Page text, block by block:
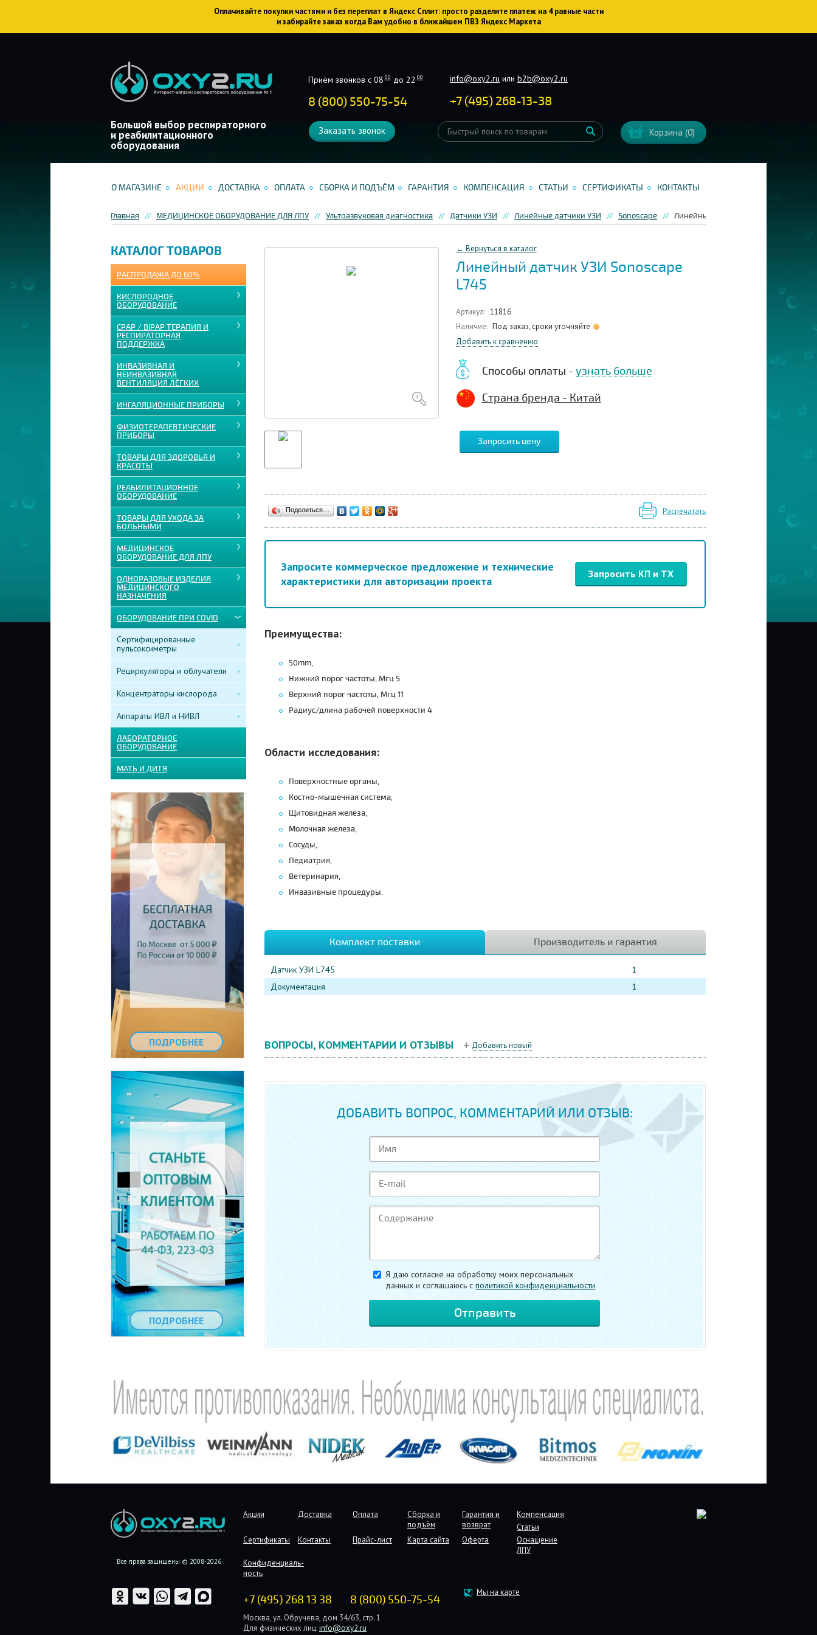
Оплачивайте покупки частями и без переплат в Яндекс Сплит: просто разделите платеж на 4 равные части
и забирайте заказ когда Вам удобно в ближайшем ПВЗ Яндекс Маркета
Большой выбор респираторного
и реабилитационного
оборудования
Приём звонков с 08 00до 22 00
8 (800) 550-75-54
info@oxy2.ru илиb2b@oxy2.ru
+7 (495) 268-13-38
Заказать звонок Корзина(0)
О МАГАЗИНЕ АКЦИИ ДОСТАВКА ОПЛАТА СБОРКА И ПОДЪЁМ ГАРАНТИЯ КОМПЕНСАЦИЯ СТАТЬИ СЕРТИФИКАТЫ КОНТАКТЫ
Главная МЕДИЦИНСКОЕ ОБОРУДОВАНИЕ ДЛЯ ЛПУ Ультразвуковая диагностика Датчики УЗИ Линейные датчики УЗИ Sonoscape Линейный датчик УЗИ Sonoscape L745
КАТАЛОГ ТОВАРОВ
РАСПРОДАЖА ДО 60%
КИСЛОРОДНОЕ
ОБОРУДОВАНИЕ
CPAP / BIPAP ТЕРАПИЯ И
РЕСПИРАТОРНАЯ
ПОДДЕРЖКА
ИНВАЗИВНАЯ И
НЕИНВАЗИВНАЯ
ВЕНТИЛЯЦИЯ ЛЁГКИХ
ИНГАЛЯЦИОННЫЕ ПРИБОРЫ
ФИЗИОТЕРАПЕВТИЧЕСКИЕ
ПРИБОРЫ
ТОВАРЫ ДЛЯ ЗДОРОВЬЯ И
КРАСОТЫ
РЕАБИЛИТАЦИОННОЕ
ОБОРУДОВАНИЕ
ТОВАРЫ ДЛЯ УХОДА ЗА
БОЛЬНЫМИ
МЕДИЦИНСКОЕ
ОБОРУДОВАНИЕ ДЛЯ ЛПУ
ОДНОРАЗОВЫЕ ИЗДЕЛИЯ
МЕДИЦИНСКОГО
НАЗНАЧЕНИЯ
ОБОРУДОВАНИЕ ПРИ COVID
Сертифицированные
пульсоксиметры
Рециркуляторы и облучатели
Концентраторы кислорода
Аппараты ИВЛ и НИВЛ
ЛАБОРАТОРНОЕ
ОБОРУДОВАНИЕ
МАТЬ И ДИТЯ
ПОДРОБНЕЕ
ПОДРОБНЕЕ
← Вернуться в каталог
Линейный датчик УЗИ Sonoscape
L745
Артикул: 11816
Наличие: Под заказ, сроки уточняйте
Добавить к сравнению
Способы оплаты - узнать больше
Страна бренда - Китай
Запросить цену
Поделиться… Распечатать
Запросите коммерческое предложение и технические
характеристики для авторизации проекта
Запросить КП и ТХ
Преимущества:
50mm,
Нижний порог частоты, Mгц 5
Верхний порог частоты, Mгц 11
Радиус/длина рабочей поверхности 4
Области исследования:
Поверхностные органы,
Костно-мышечная система,
Щитовидная железа,
Молочная железа,
Сосуды,
Педиатрия,
Ветеринария,
Инвазивные процедуры.
Комплект поставки Производитель и гарантия
Датчик УЗИ L745
1
Документация
1
ВОПРОСЫ, КОММЕНТАРИИ И ОТЗЫВЫ Добавить новый
ДОБАВИТЬ ВОПРОС, КОММЕНТАРИЙ ИЛИ ОТЗЫВ:
Я даю согласие на обработку моих персональных
данных и соглашаюсь cполитикой конфиденциальности
Все права защищены © 2008-2026
Акции Доставка Оплата
Сборка и
подъём
Гарантия и
возврат
Компенсация
Статьи
Сертификаты
Контакты Прайс-лист Карта сайта Оферта
Оснащение
ЛПУ
Конфиденциаль-
ность
+7 (495) 268 13 38 8 (800) 550-75-54
Москва, ул. Обручева, дом 34/63, стр. 1
Для физических лиц:info@oxy2.ru
Мы на карте